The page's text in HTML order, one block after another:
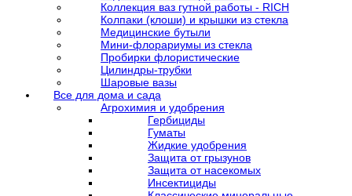
Коллекция ваз гутной работы - RICH
Колпаки (клоши) и крышки из стекла
Медицинские бутыли
Мини-флорариумы из стекла
Пробирки флористические
Цилиндры-трубки
Шаровые вазы
Все для дома и сада
Агрохимия и удобрения
Гербициды
Гуматы
Жидкие удобрения
Защита от грызунов
Защита от насекомых
Инсектициды